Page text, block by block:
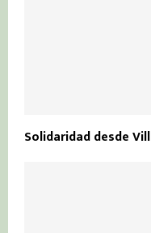
Solidaridad desde